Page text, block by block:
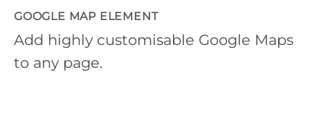
GOOGLE MAP ELEMENT
Add highly customisable Google Maps
to any page.